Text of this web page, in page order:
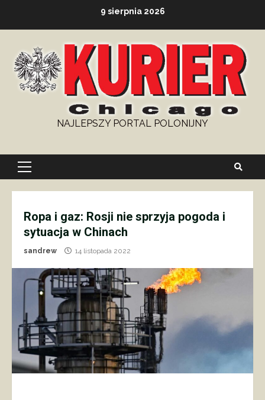
9 sierpnia 2026
NAJLEPSZY PORTAL POLONIJNY
Primary
Ropa i gaz: Rosji nie sprzyja pogoda i
sytuacja w Chinach
sandrew 14 listopada 2022